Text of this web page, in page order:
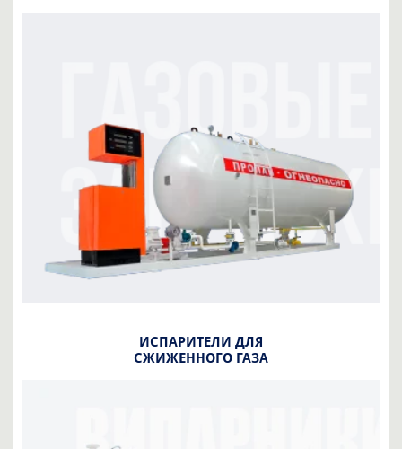
ИСПАРИТЕЛИ ДЛЯ
СЖИЖЕННОГО ГАЗА